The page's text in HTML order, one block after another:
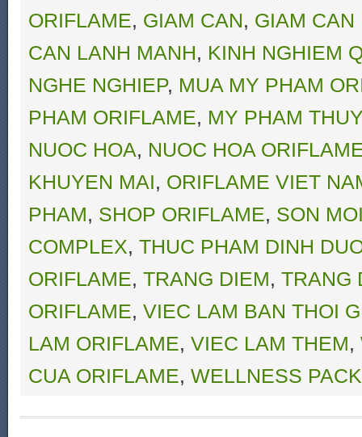
ORIFLAME, GIAM CAN, GIAM CAN
CAN LANH MANH, KINH NGHIEM
NGHE NGHIEP, MUA MY PHAM
PHAM ORIFLAME, MY PHAM
NUOC HOA, NUOC HOA
KHUYEN MAI, ORIFLAME VIET
PHAM, SHOP ORIFLAME, SON
COMPLEX, THUC PHAM DINH
ORIFLAME, TRANG DIEM, TRANG
ORIFLAME, VIEC LAM BAN THOI
LAM ORIFLAME, VIEC LAM THEM,
CUA ORIFLAME, WELLNESS